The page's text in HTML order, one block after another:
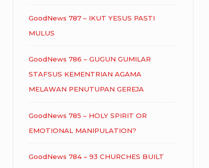
GoodNews 787 – IKUT YESUS PASTI
MULUS
GoodNews 786 – GUGUN GUMILAR
STAFSUS KEMENTRIAN AGAMA
MELAWAN PENUTUPAN GEREJA
GoodNews 785 – HOLY SPIRIT OR
EMOTIONAL MANIPULATION?
GoodNews 784 – 93 CHURCHES BUILT